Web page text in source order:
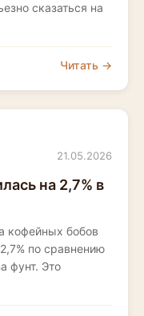
сказаться на
Читать →
21.05.2026
на 2,7% в
кофейных бобов
по сравнению
фунт. Это